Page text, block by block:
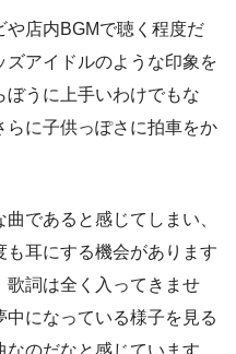
や店内BGMで聴く程度だ
アイドルのような印象を
ぼうに上手いわけでもな
らに子供っぽさに拍車をか
であると感じてしまい、
耳にする機会があります
歌詞は全く入ってきませ
になっている様子を見る
なのだなと感じています